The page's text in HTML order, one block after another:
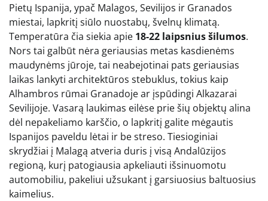
Pietų Ispanija, ypač Malagos, Sevilijos ir Granados
miestai, lapkritį siūlo nuostabų, švelnų klimatą.
Temperatūra čia siekia apie 18-22 laipsnius šilumos.
Nors tai galbūt nėra geriausias metas kasdienėms
maudynėms jūroje, tai neabejotinai pats geriausias
laikas lankyti architektūros stebuklus, tokius kaip
Alhambros rūmai Granadoje ar įspūdingi Alkazarai
Sevilijoje. Vasarą laukimas eilėse prie šių objektų alina
dėl nepakeliamo karščio, o lapkritį galite mėgautis
Ispanijos paveldu lėtai ir be streso. Tiesioginiai
skrydžiai į Malagą atveria duris į visą Andalūzijos
regioną, kurį patogiausia apkeliauti išsinuomotu
automobiliu, pakeliui užsukant į garsiuosius baltuosius
kaimelius.